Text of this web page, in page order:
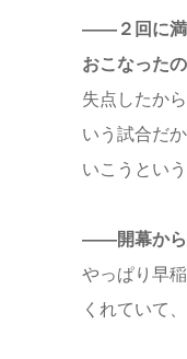
――２回に満
おこなった
失点したか
いう試合だ
いこうという
――開幕から
やっぱり早
くれていて